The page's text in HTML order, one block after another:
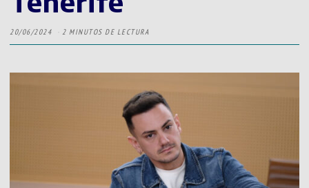
20/06/2024 2 MINUTOS DE LECTURA